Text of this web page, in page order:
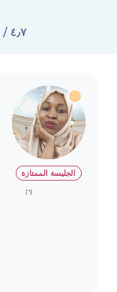
٤٫٧ / ٥
الجليسة الممتازة
(٦)